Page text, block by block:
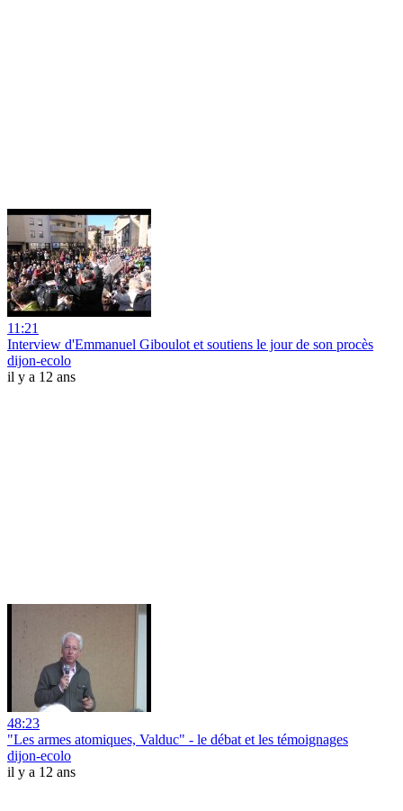
11:21
Interview d'Emmanuel Giboulot et soutiens le jour de son procès
dijon-ecolo
il y a 12 ans
48:23
"Les armes atomiques, Valduc" - le débat et les témoignages
dijon-ecolo
il y a 12 ans